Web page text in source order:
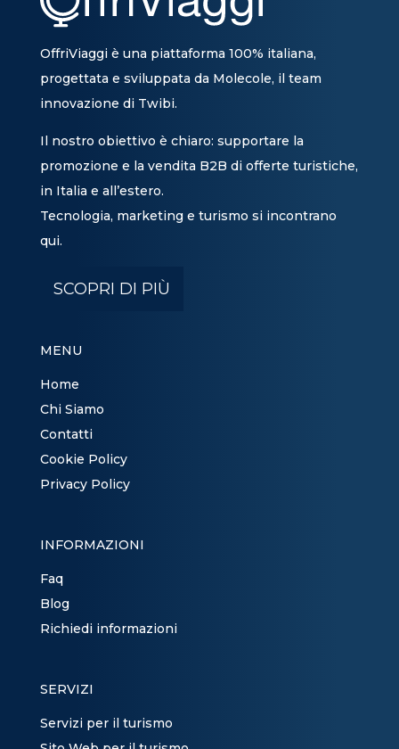
OffriViaggi è una piattaforma 100% italiana,
progettata e sviluppata da Molecole, il team
innovazione di Twibi.
Il nostro obiettivo è chiaro: supportare la
promozione e la vendita B2B di offerte turistiche,
in Italia e all’estero.
Tecnologia, marketing e turismo si incontrano
qui.
SCOPRI DI PIÙ
MENU
Home
Chi Siamo
Contatti
Cookie Policy
Privacy Policy
INFORMAZIONI
Faq
Blog
Richiedi informazioni
SERVIZI
Servizi per il turismo